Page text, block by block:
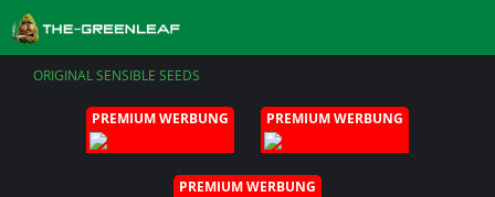
ORIGINAL SENSIBLE SEEDS
PREMIUM WERBUNG PREMIUM WERBUNG
PREMIUM WERBUNG